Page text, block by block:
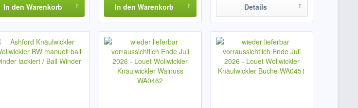
In den Warenkorb In den Warenkorb Details